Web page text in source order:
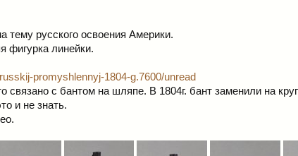
тему русского освоения Америки.
фигурка линейки.
promyshlennyj-1804-g.7600/unread
связано с бантом на шляпе. В 1804г. бант заменили на
и не знать.